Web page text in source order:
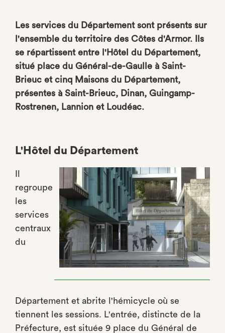
Les services du Département sont présents sur
l'ensemble du territoire des Côtes d'Armor. Ils
se répartissent entre l'Hôtel du Département,
situé place du Général-de-Gaulle à Saint-
Brieuc et cinq Maisons du Département,
présentes à Saint-Brieuc, Dinan, Guingamp-
Rostrenen, Lannion et Loudéac.
L'Hôtel du Département
regroupe
les
services
centraux
du
Département et abrite l'hémicycle où se
tiennent les sessions. L'entrée, distincte de la
Préfecture, est située 9 place du Général de